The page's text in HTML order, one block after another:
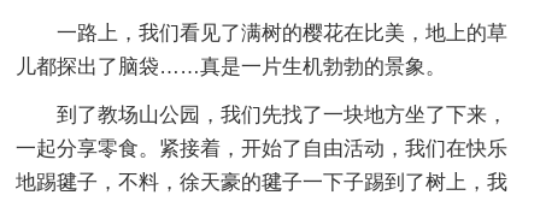
一路上，我们看见了满树的樱花在比美，地上的草
儿都探出了脑袋……真是一片生机勃勃的景象。
到了教场山公园，我们先找了一块地方坐了下来，
一起分享零食。紧接着，开始了自由活动，我们在快乐
地踢毽子，不料，徐天豪的毽子一下子踢到了树上，我